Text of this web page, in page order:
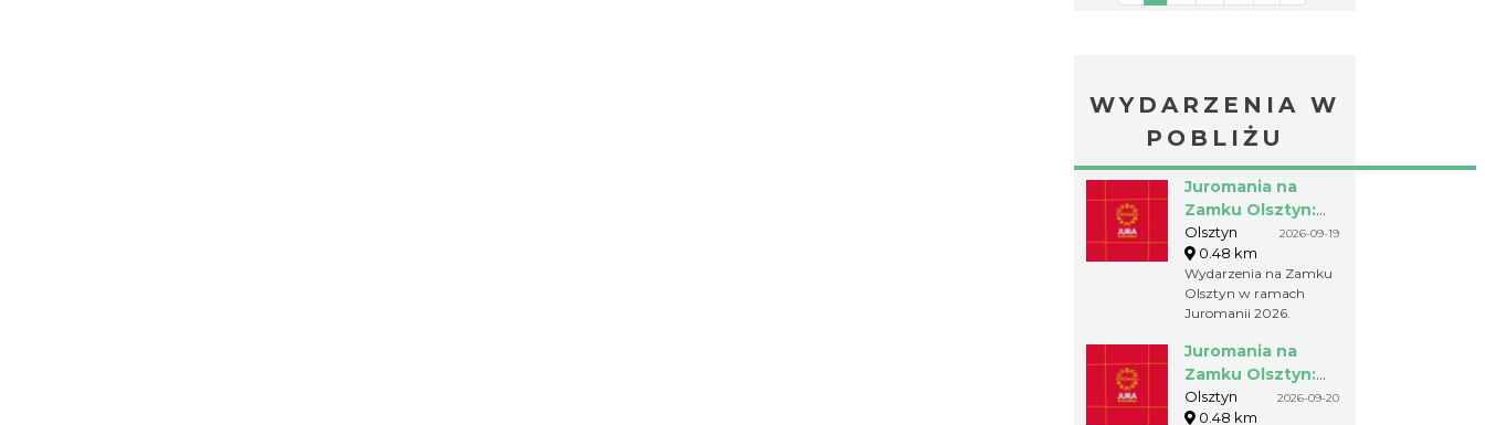
WYDARZENIA W
POBLIŻU
Juromania na
Zamku Olsztyn:
19.09.2026
(sobota)
Olsztyn 2026-09-19
0.48 km
Wydarzenia na Zamku
Olsztyn w ramach
Juromanii 2026.
Juromania na
Zamku Olsztyn:
20.09.2026
(niedziela)
Olsztyn 2026-09-20
0.48 km